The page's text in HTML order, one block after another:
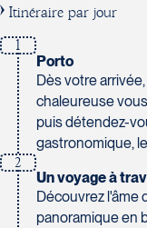
Itinéraire par jour
1
Porto
Dès votre
chaleureuse
puis détendez-
gastronomique,
2
Un voyage à
Découvrez l'âme
panoramique en
230 Boulevard
Beloeil
Tél :450-464-
Voyages
2840 Boulevard
Saint-Hyacinthe
J2S 4Z1
Québec
G1V 4T3
Tél :
418-653-
Voyages CAA
500 rue